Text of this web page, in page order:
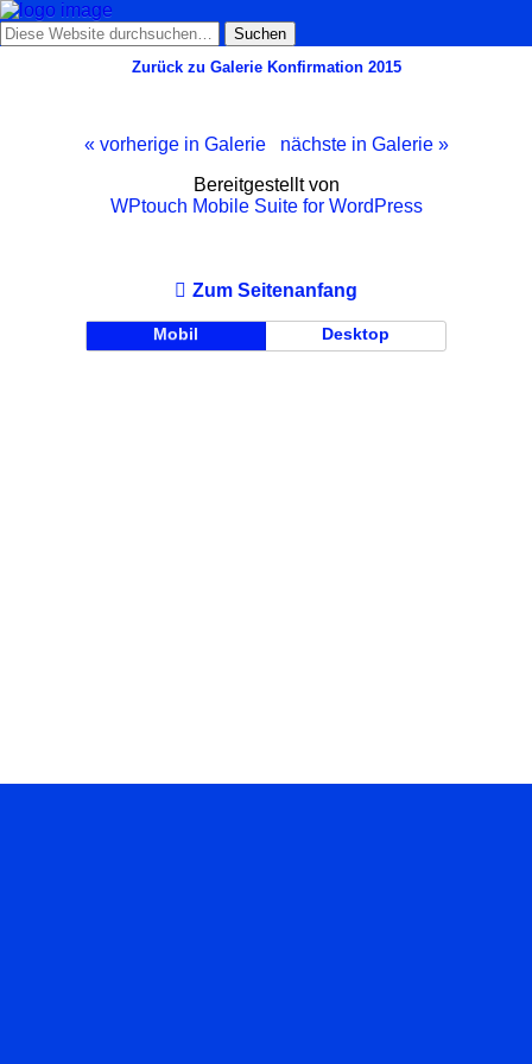
Zurück zu Galerie Konfirmation 2015
« vorherige in Galerie
nächste in Galerie »
Bereitgestellt von
WPtouch Mobile Suite for WordPress
Zum Seitenanfang
Mobil Desktop